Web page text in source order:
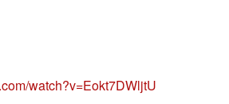
watch?v=Eokt7DWljtU